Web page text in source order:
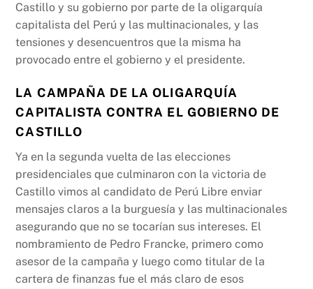
Castillo y su gobierno por parte de la oligarquía
capitalista del Perú y las multinacionales, y las
tensiones y desencuentros que la misma ha
provocado entre el gobierno y el presidente.
LA CAMPAÑA DE LA OLIGARQUÍA
CAPITALISTA CONTRA EL GOBIERNO DE
CASTILLO
Ya en la segunda vuelta de las elecciones
presidenciales que culminaron con la victoria de
Castillo vimos al candidato de Perú Libre enviar
mensajes claros a la burguesía y las multinacionales
asegurando que no se tocarían sus intereses. El
nombramiento de Pedro Francke, primero como
asesor de la campaña y luego como titular de la
cartera de finanzas fue el más claro de esos